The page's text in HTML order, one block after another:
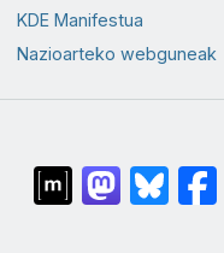
KDE Manifestua
Nazioarteko webguneak